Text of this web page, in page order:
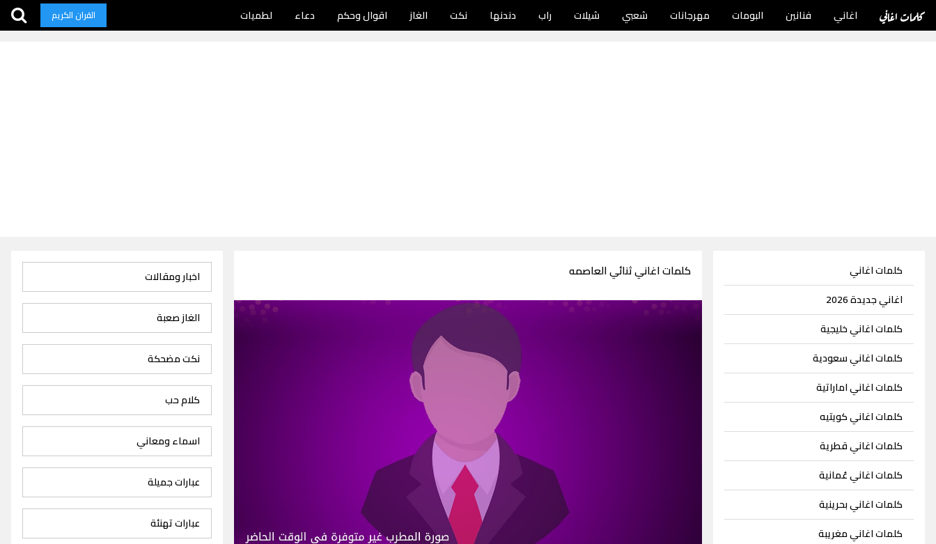
كلمات اغاني اغاني فنانين البومات مهرجانات شعبي شيلات راب دندنها نكت الغاز اقوال وحكم دعاء لطميات القران الكريم
كلمات اغاني
اغاني جديدة 2026
كلمات اغاني خليجية
كلمات اغاني سعودية
كلمات اغاني اماراتية
كلمات اغاني كويتيه
كلمات اغاني قطرية
كلمات اغاني عُمانية
كلمات اغاني بحرينية
كلمات اغاني مغريبة
كلمات اغاني ثنائي العاصمه اخبار ومقالات
الغاز صعبة
نكت مضحكة
كلام حب
اسماء ومعاني
عبارات جميلة
عبارات تهنئة